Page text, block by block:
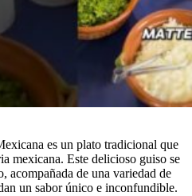
es un plato tradicional que
mexicana. Este delicioso guiso se
acompañada de una variedad de
un sabor único e inconfundible.